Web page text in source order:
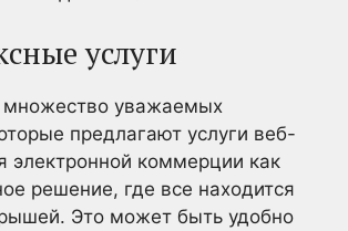
услуги
множество уважаемых
предлагают услуги веб-
электронной коммерции как
решение, где все находится
Это может быть удобно